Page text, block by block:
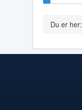
Du er her: